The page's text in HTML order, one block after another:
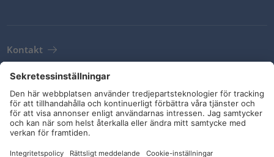
Kontakt
Leveransvillkor
Riktlinjer och åtaganden